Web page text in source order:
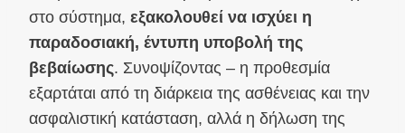
στο σύστημα, εξακολουθεί να ισχύει η
παραδοσιακή, έντυπη υποβολή της
βεβαίωσης. Συνοψίζοντας – η προθεσμία
εξαρτάται από τη διάρκεια της ασθένειας και την
ασφαλιστική κατάσταση, αλλά η δήλωση της